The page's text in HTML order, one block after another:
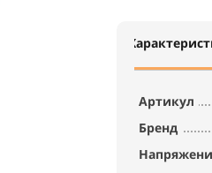
Артикул
Бренд